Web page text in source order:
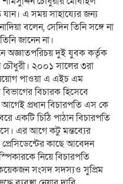
এ সময় সাহায্যের জন্য
বলেন, সেদিন তিনি সঙ্গে না
জানেন না।
অজ্ঞাতপরিচয় দুই যুবক কর্তৃক
চৌধুরী। ২০০১ সালের ৩রা
পাওয়া এ এইচ এম
বিচারক হিসেবে
প্রধান বিচারপতি এস কে
একটি চিঠি পাঠান বিচারপতি
এর আগে কটু মন্তব্যের
কাছে আবেদন
নিয়ে বিচারপতি
কয়েকজন সংসদ সদস্যও সুপ্রিম